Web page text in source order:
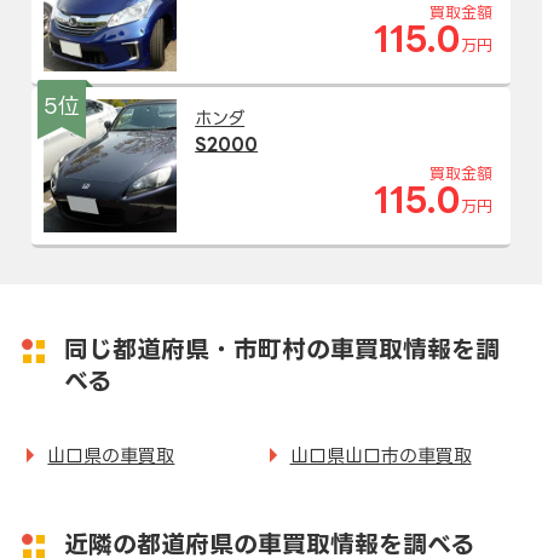
買取金額
115.0 万円
5位
ホンダ
S2000
買取金額
115.0 万円
同じ都道府県・市町村の車買取情報を調
べる
山口県の車買取 山口県山口市の車買取
近隣の都道府県の車買取情報を調べる